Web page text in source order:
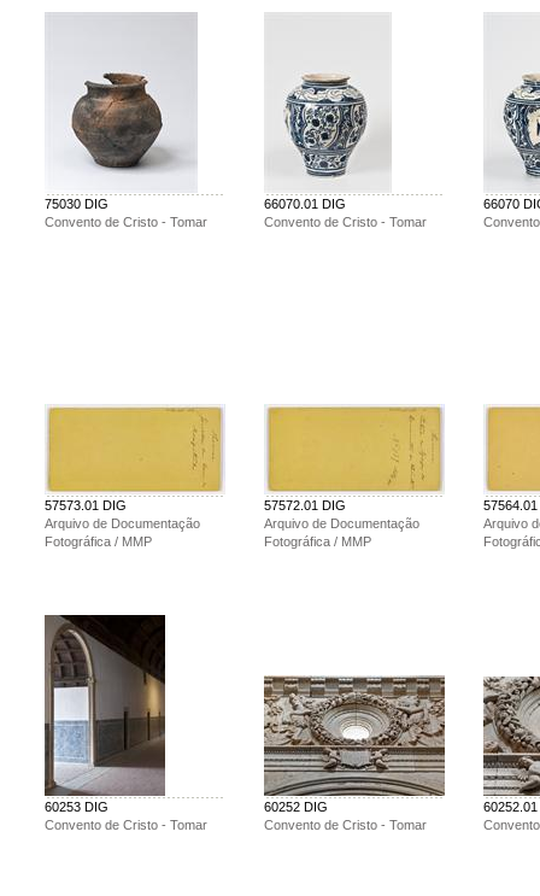
75030 DIG
Convento de Cristo - Tomar
66070.01 DIG
Convento de Cristo - Tomar
66070
57573.01 DIG
Arquivo de Documentação
Fotográfica / MMP
57572.01 DIG
Arquivo de Documentação
Fotográfica / MMP
Arquivo
60253 DIG
Convento de Cristo - Tomar
60252 DIG
Convento de Cristo - Tomar